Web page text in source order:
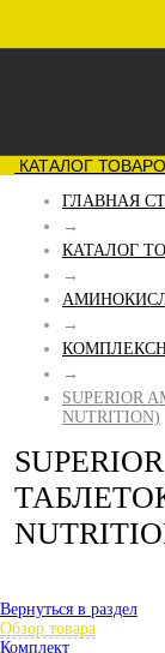
КАТАЛОГ
ГЛАВНАЯ
→
КАТАЛОГ
→
→
→
SUPERIOR
NUTRITION)
Вернуться в раздел
Обзор товара
Комплект